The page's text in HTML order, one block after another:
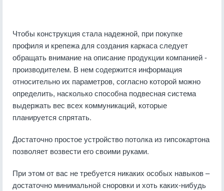
Чтобы конструкция стала надежной, при покупке
профиля и крепежа для создания каркаса следует
обращать внимание на описание продукции компанией -
производителем. В нем содержится информация
относительно их параметров, согласно которой можно
определить, насколько способна подвесная система
выдержать вес всех коммуникаций, которые
планируется спрятать.
Достаточно простое устройство потолка из гипсокартона
позволяет возвести его своими руками.
При этом от вас не требуется никаких особых навыков –
достаточно минимальной сноровки и хоть каких-нибудь